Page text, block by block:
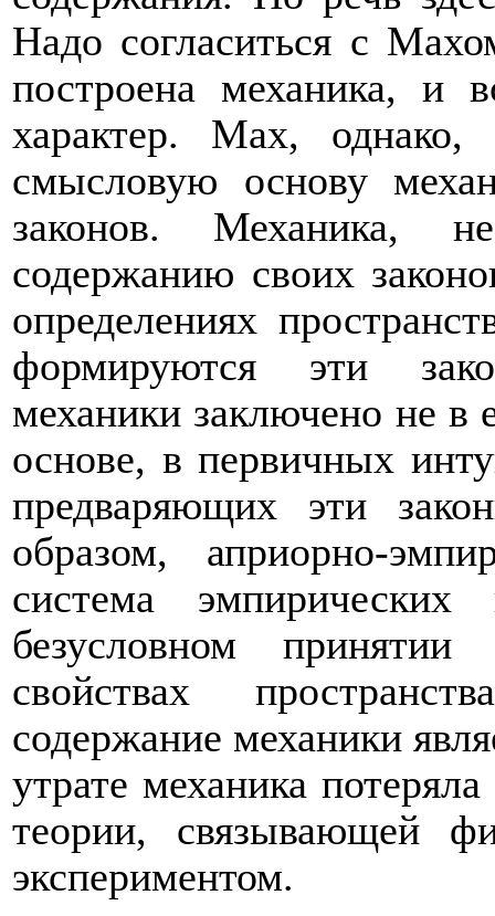
Надо согласиться с
построена механика, и
характер. Мах,
смысловую основу
законов. Механика,
содержанию своих
определениях
формируются эти
механики заключено не в
основе, в первичных
предваряющих эти
образом, априорно-
система
безусловном
свойствах
содержание механики
утрате механика
теории, связывающей
экспериментом.